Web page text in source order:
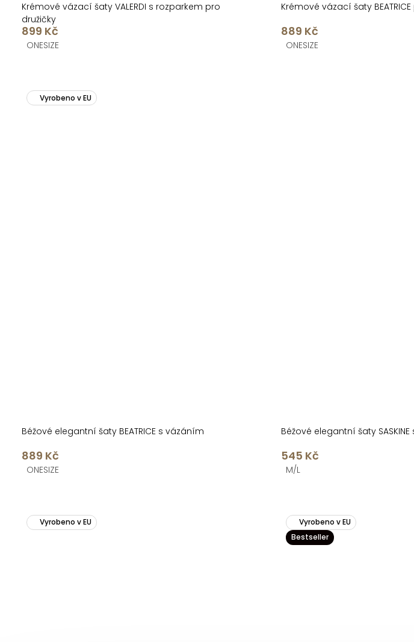
Krémové vázací šaty VALERDI s rozparkem pro
družičky
899 Kč
ONESIZE
Krémové vázací šaty
889 Kč
ONESIZE
Vyrobeno v EU
Béžové elegantní šaty BEATRICE s vázáním
889 Kč
ONESIZE
Béžové elegantní šaty
545 Kč
M/L
Vyrobeno v EU
Vyrobeno v EU
Bestseller